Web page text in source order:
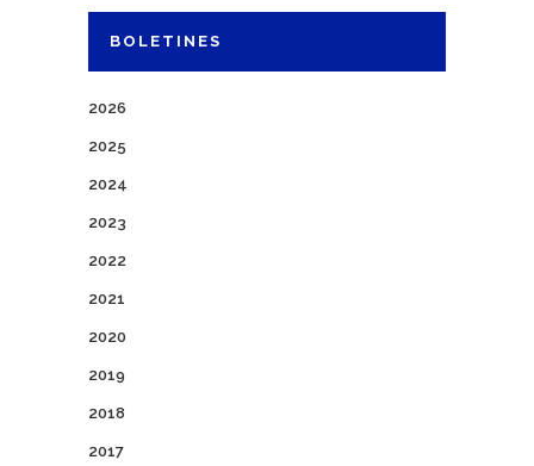
BOLETINES
2026
2025
2024
2023
2022
2021
2020
2019
2018
2017